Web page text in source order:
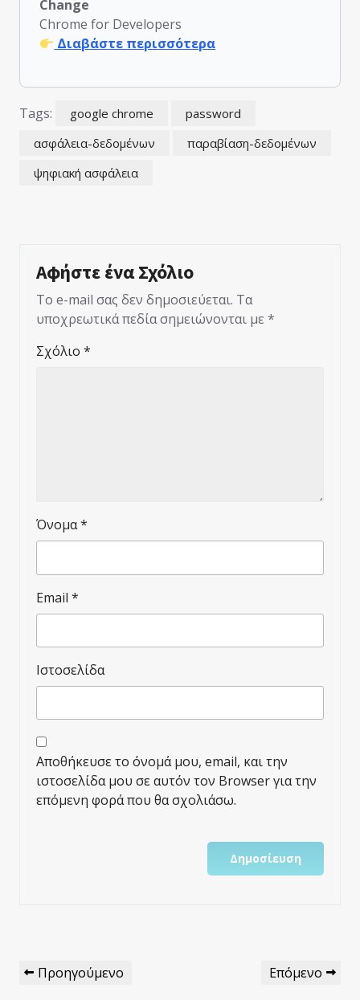
Change
Chrome for Developers
Διαβάστε περισσότερα
Tags: google chrome
password
ασφάλεια-δεδομένων
παραβίαση-δεδομένων
ψηφιακή ασφάλεια
Αφήστε ένα Σχόλιο
Το e-mail σας δεν δημοσιεύεται. Τα
υποχρεωτικά πεδία σημειώνονται με *
Σχόλιο *
Όνομα*
Email *
Ιστοσελίδα
Αποθήκευσε το όνομά μου, email, και την
ιστοσελίδα μου σε αυτόν τον Browser για την
επόμενη φορά που θα σχολιάσω.
Πλοήγηση
Άρθρων
Προηγούμενο
Προηγούμενο
Επόμενο
Επόμενο